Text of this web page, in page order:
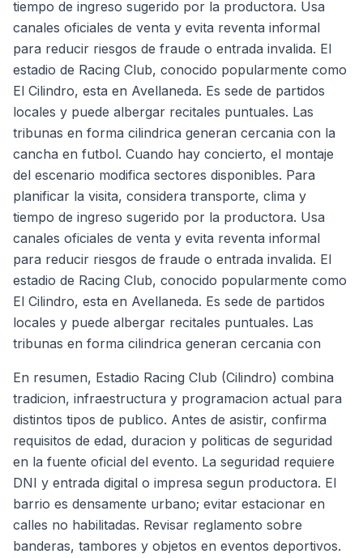
tiempo de ingreso sugerido por la productora. Usa
canales oficiales de venta y evita reventa informal
para reducir riesgos de fraude o entrada invalida. El
estadio de Racing Club, conocido popularmente como
El Cilindro, esta en Avellaneda. Es sede de partidos
locales y puede albergar recitales puntuales. Las
tribunas en forma cilindrica generan cercania con la
cancha en futbol. Cuando hay concierto, el montaje
del escenario modifica sectores disponibles. Para
planificar la visita, considera transporte, clima y
tiempo de ingreso sugerido por la productora. Usa
canales oficiales de venta y evita reventa informal
para reducir riesgos de fraude o entrada invalida. El
estadio de Racing Club, conocido popularmente como
El Cilindro, esta en Avellaneda. Es sede de partidos
locales y puede albergar recitales puntuales. Las
tribunas en forma cilindrica generan cercania con
En resumen, Estadio Racing Club (Cilindro) combina
tradicion, infraestructura y programacion actual para
distintos tipos de publico. Antes de asistir, confirma
requisitos de edad, duracion y politicas de seguridad
en la fuente oficial del evento. La seguridad requiere
DNI y entrada digital o impresa segun productora. El
barrio es densamente urbano; evitar estacionar en
calles no habilitadas. Revisar reglamento sobre
banderas, tambores y objetos en eventos deportivos.